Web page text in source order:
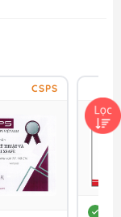
CSPS